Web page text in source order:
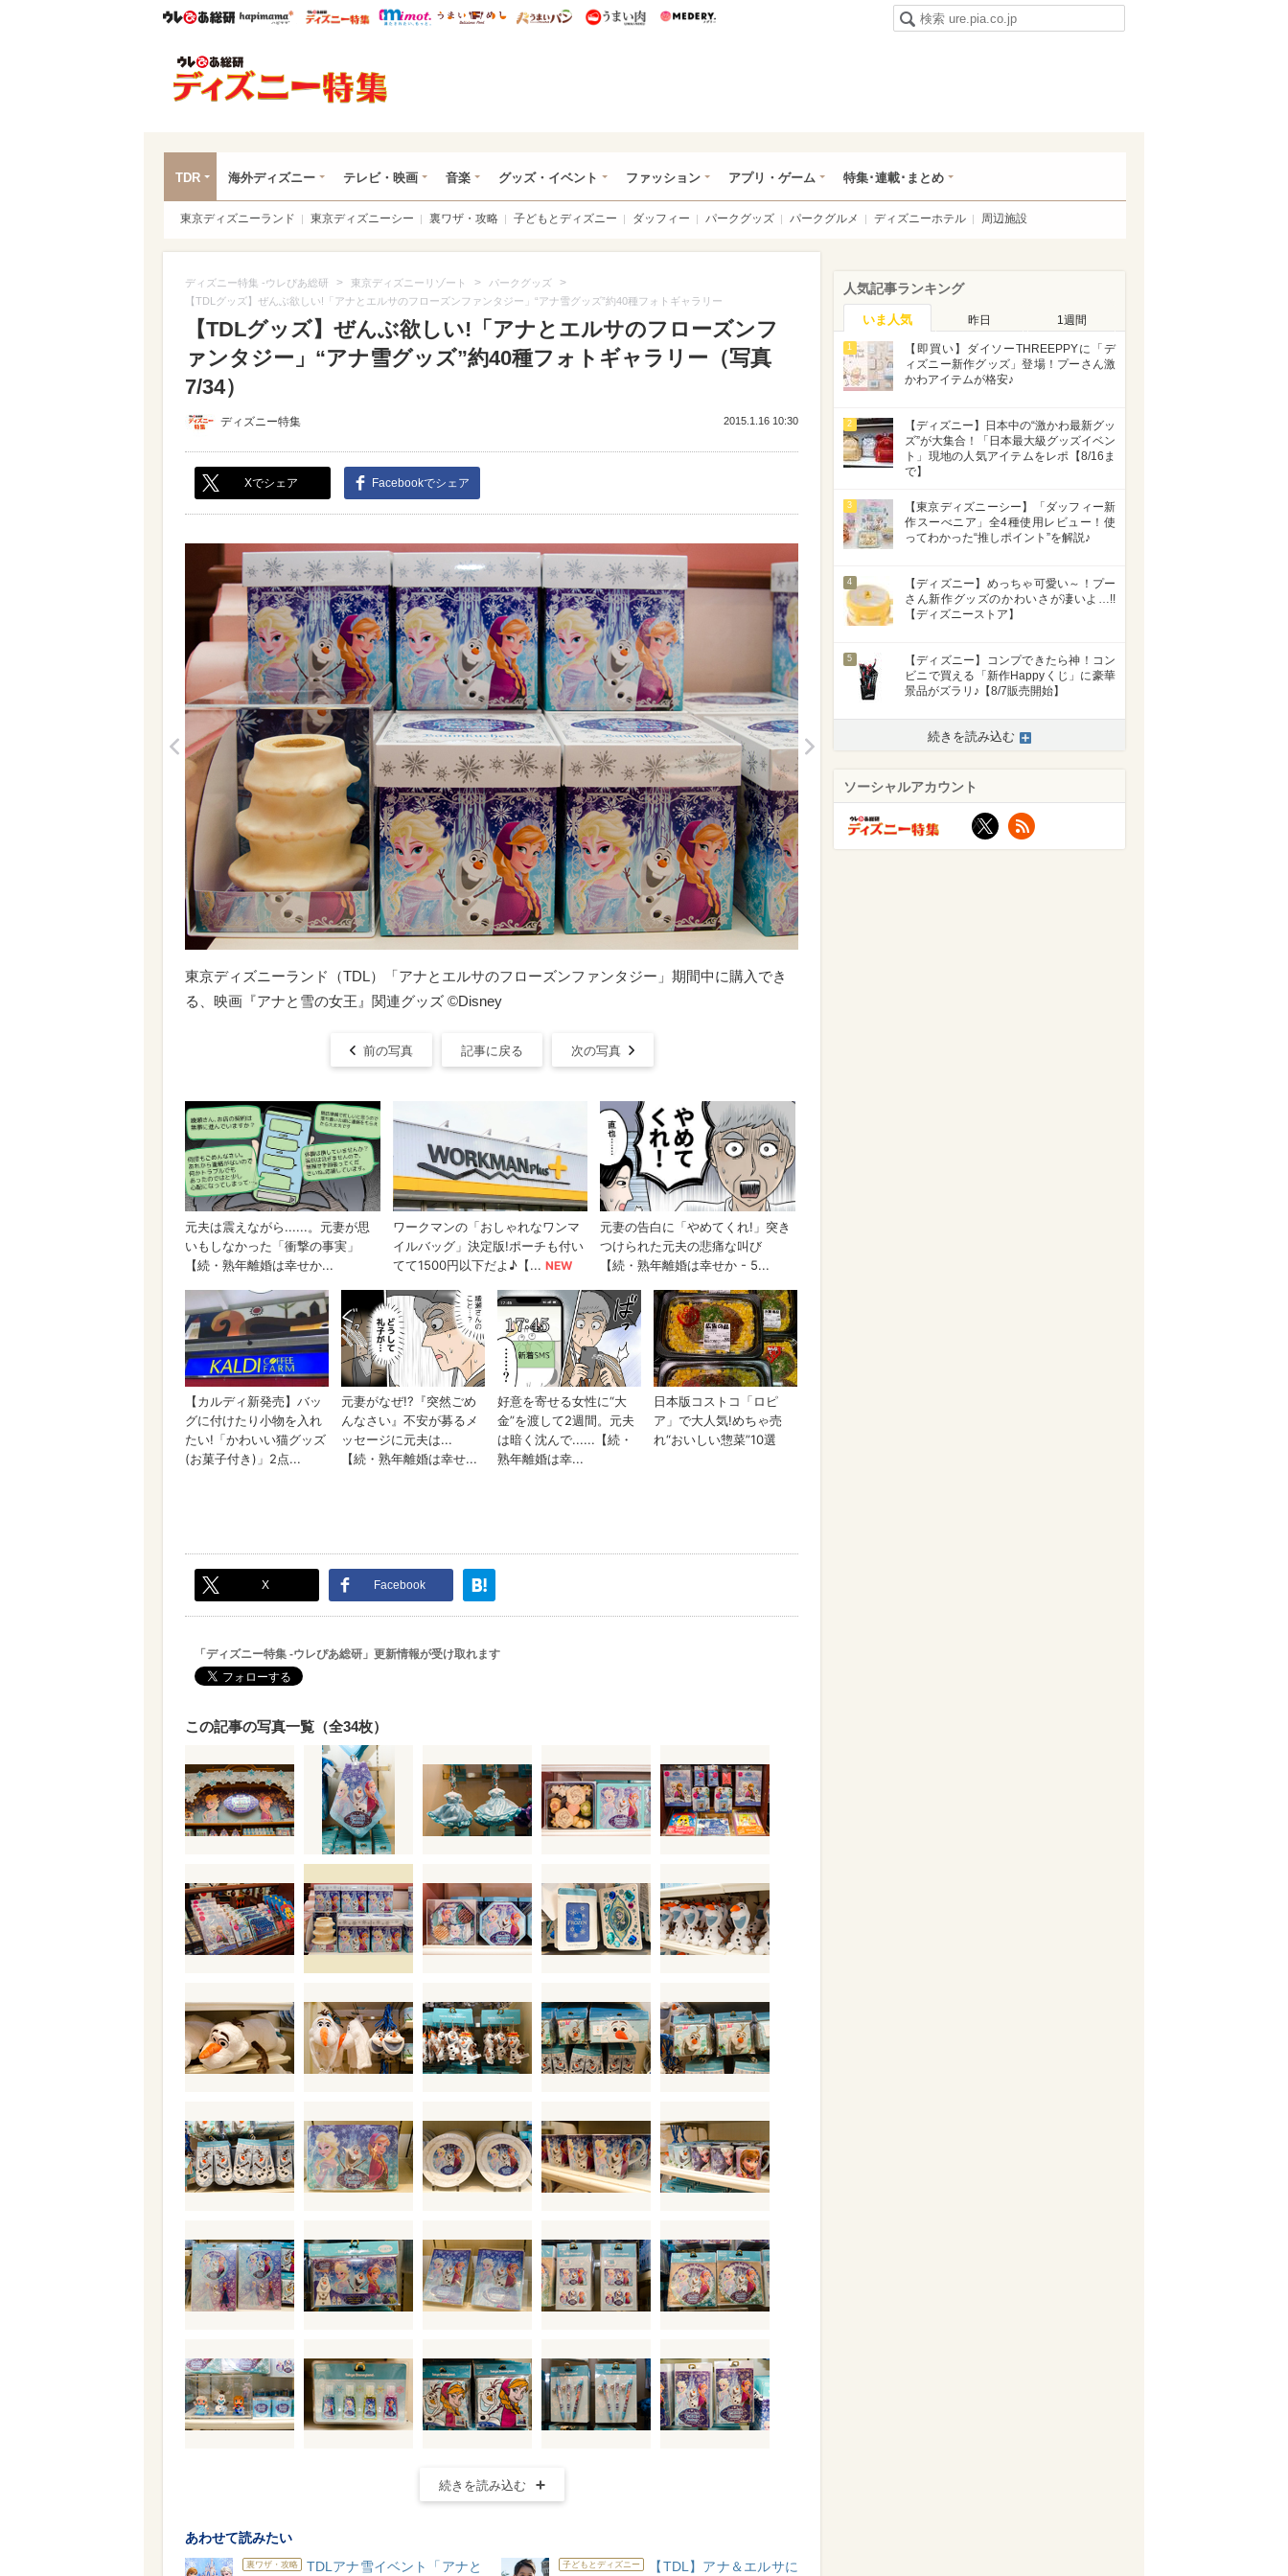
ウレぴあ総研ハピママ* ウレぴあ総研 ディズニー特集
mimot. うまいめし うまいパン うまい肉
TDR 海外ディズニー テレビ・映画 音楽 グッズ・イベント ファッション アプリ・ゲーム 特集･連載･まとめ
東京ディズニーランド 東京ディズニーシー 裏ワザ・攻略 子どもとディズニー ダッフィー パークグッズ パークグルメ ディズニーホテル 周辺施設
ディズニー特集 -ウレぴあ総研 > 東京ディズニーリゾート > パークグッズ >
【TDLグッズ】ぜんぶ欲しい!「アナとエルサのフローズンファンタジー」“アナ雪グッズ”約40種フォトギャラリー
【TDLグッズ】ぜんぶ欲しい!「アナとエルサのフローズンフ
ァンタジー」“アナ雪グッズ”約40種フォトギャラリー（写真
7/34）
ディズニー特集 2015.1.16 10:30
Xでシェア Facebookでシェア
東京ディズニーランド（TDL）「アナとエルサのフローズンファンタジー」期間中に購入でき
る、映画『アナと雪の女王』関連グッズ ©Disney
前の写真 記事に戻る 次の写真
X Facebook
「ディズニー特集 -ウレぴあ総研」更新情報が受け取れます
この記事の写真一覧（全34枚）
続きを読み込む
あわせて読みたい
裏ワザ・攻略
TDLアナ雪イベント「アナと
子どもとディズニー
【TDL】アナ＆エルサに
人気記事ランキング
いま人気 昨日 1週間
1
【即買い】ダイソーTHREEPPYに「デ
ィズニー新作グッズ」登場！プーさん激
かわアイテムが格安♪
2
【ディズニー】日本中の“激かわ最新グッ
ズ”が大集合！「日本最大級グッズイベン
ト」現地の人気アイテムをレポ【8/16ま
で】
3
【東京ディズニーシー】「ダッフィー新
作スーべニア」全4種使用レビュー！使
ってわかった“推しポイント”を解説♪
4
【ディズニー】めっちゃ可愛い～！プー
さん新作グッズのかわいさが凄いよ…!!
【ディズニーストア】
5
【ディズニー】コンプできたら神！コン
ビニで買える「新作Happyくじ」に豪華
景品がズラリ♪【8/7販売開始】
続きを読み込む
ソーシャルアカウント
X